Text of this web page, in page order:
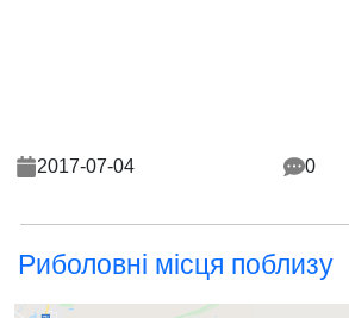
2017-07-04 0
Риболовні місця поблизу